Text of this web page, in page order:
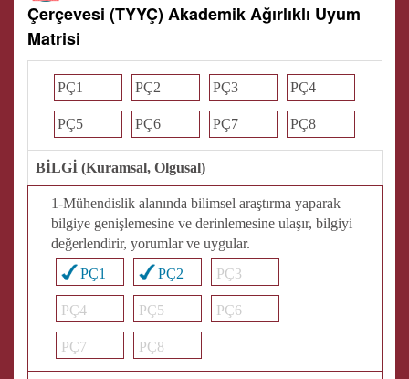
Çerçevesi (TYYÇ) Akademik Ağırlıklı Uyum
Matrisi
PÇ1 PÇ2 PÇ3 PÇ4
PÇ5 PÇ6 PÇ7 PÇ8
BİLGİ (Kuramsal, Olgusal)
1-Mühendislik alanında bilimsel araştırma yaparak
bilgiye genişlemesine ve derinlemesine ulaşır, bilgiyi
değerlendirir, yorumlar ve uygular.
PÇ1
PÇ2 PÇ3
PÇ4 PÇ5 PÇ6
PÇ7 PÇ8